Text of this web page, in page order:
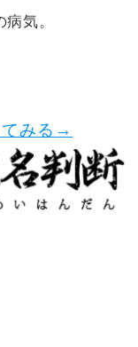
気。
てみる→